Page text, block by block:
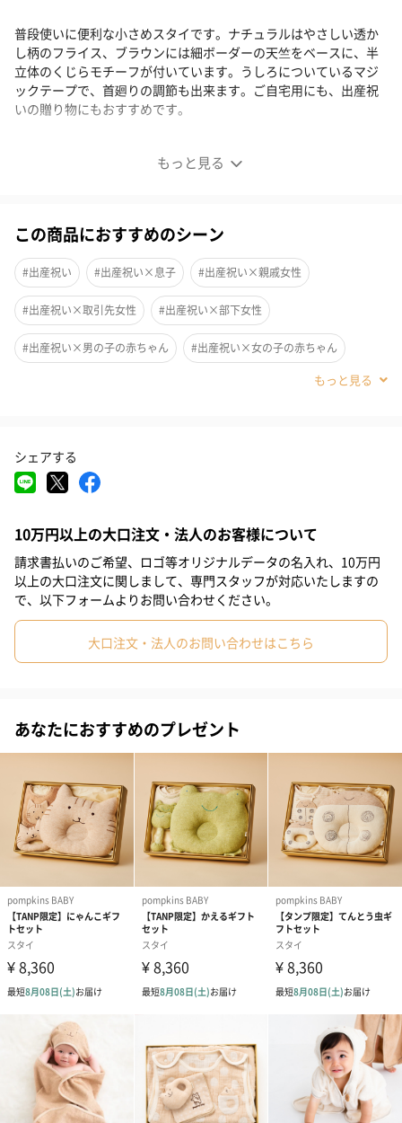
もっと見る
普段使いに便利な小さめスタイです。ナチュラルはやさしい透か
し柄のフライス、ブラウンには細ボーダーの天竺をベースに、半
立体のくじらモチーフが付いています。うしろについているマジ
ックテープで、首廻りの調節も出来ます。ご自宅用にも、出産祝
いの贈り物にもおすすめです。
100％オーガニックコットン
オーガニックコットンとは、農薬や化学肥料を使わずに、
自然のサイクルに逆らわない方法で育てられたコットンです。
経過した健康な土壌で有機肥料を使い、殺虫剤の代わりにてんと
そして収穫は霜が降って自然に葉が落ちてから行われます。
糸や生地・製品にする工程でも化学薬剤を使う従来方法を見直
し、
地球にやさしい物作りを目指しています。
更にオーガニックコットンの認証基準の中には、農産業の権利を
守る項目があります。
生産者たちの健康と貧困からの救済に少しずつでも貢献していけ
るようにと願っています。
この商品におすすめのシーン
#出産祝い #出産祝い×息子 #出産祝い×親戚女性
#出産祝い×取引先女性 #出産祝い×部下女性
#出産祝い×男の子の赤ちゃん #出産祝い×女の子の赤ちゃん
#息子 #親戚女性
#男の子の赤ちゃん
#妹 #同僚女性 #上司女性 #兄 #弟 #同僚男性
#甥 #上司男性 #部下男性 #女性 #取引先男性 #男性
#親戚男性 #男友達 #0-1歳 #20代前半
#40代
シェアする
10万円以上の大口注文・法人のお客様について
請求書払いのご希望、ロゴ等オリジナルデータの名入れ、10万円
以上の大口注文に関しまして、専門スタッフが対応いたしますの
で、以下フォームよりお問い合わせください。
大口注文・法人のお問い合わせはこちら
あなたにおすすめのプレゼント